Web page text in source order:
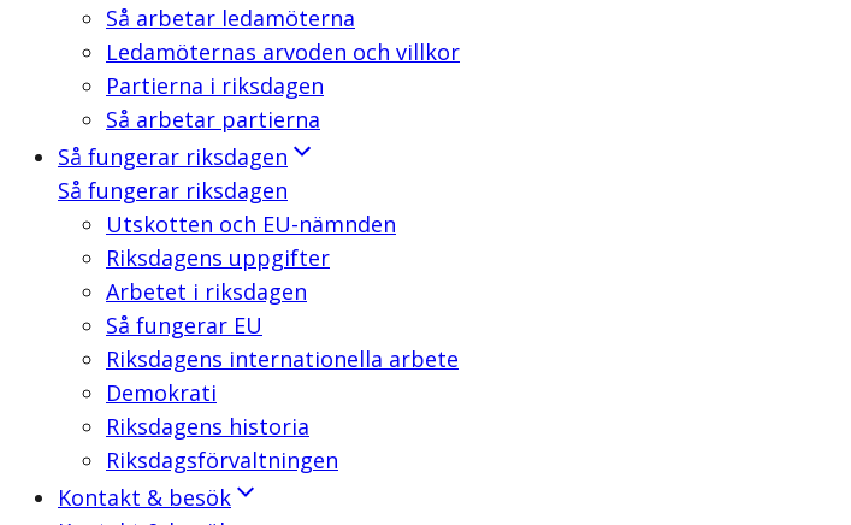
Så arbetar ledamöterna
Ledamöternas arvoden och villkor
Partierna i riksdagen
Så arbetar partierna
Så fungerar riksdagen
Så fungerar riksdagen
Utskotten och EU-nämnden
Riksdagens uppgifter
Arbetet i riksdagen
Så fungerar EU
Riksdagens internationella arbete
Demokrati
Riksdagens historia
Riksdagsförvaltningen
Kontakt & besök